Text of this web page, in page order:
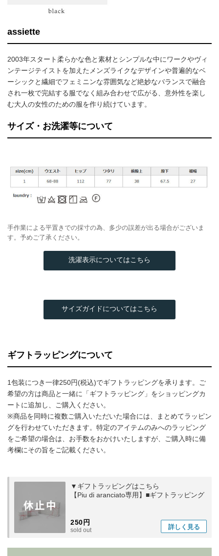
assiette
2003年スタート柔らかな色と素材とシンプルな中にワークやヴィ
ンテージテイストを加えたメンズライクなデザインや普遍的なベ
ーシックと繊細でフェミニンな雰囲気など絶妙なバランスで融合
され一枚で完結する服でなく組み合わせで広がる、意外性を楽し
む大人の女性のための服を作り続けています。
サイズ・お洗濯等について
手作業による平置きでの採寸の為、多少の誤差が出る場合がございま
す。予めご了承ください。
洗濯表示についてはこちら
サイズガイドについてはこちら
ギフトラッピングについて
1包装につき一律250円(税込)でギフトラッピングを承ります。ご
希望の方は商品と一緒に「ギフトラッピング」をショッピングカ
ートに追加し、ご購入ください。
※商品を同時に複数ご購入いただいた場合には、まとめてラッピン
グを行わせていただきます。特定のアイテムのみへのラッピング
をご希望の場合は、お手数をおかけいたしますが、ご購入時に備
考欄にその旨をご記載ください。
▼ギフトラッピングはこちら
【Piu di aranciato専用】■ギフトラッピング
250円
sold out 詳しく 見る